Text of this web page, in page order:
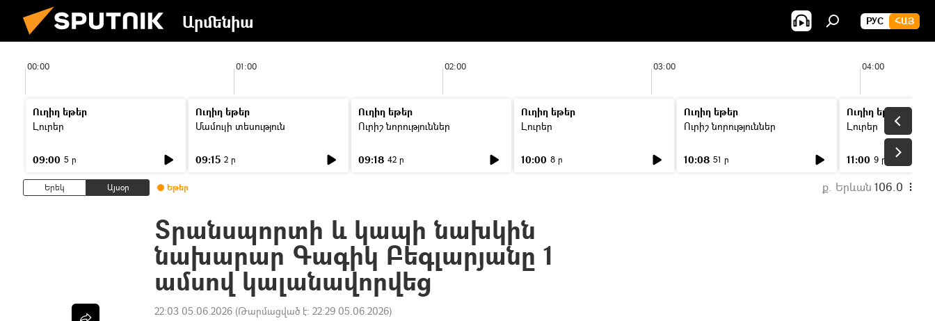
Արմենիա РУС ՀԱՅ
00:00 01:00 02:00 03:00 04:00
Ուղիղ եթեր
Լուրեր
09:00 5 ր
Ուղիղ եթեր
Մամուլի տեսություն
09:15 2 ր
Ուղիղ եթեր
Ուրիշ նորություններ
09:18 42 ր
Ուղիղ եթեր
Լուրեր
10:00 8 ր
Ուղիղ եթեր
Ուրիշ նորություններ
10:08 51 ր
Ուղիղ եթեր
Լուրեր
11:00 9 ր
Երեկ Այսօր Եթեր ք. Երևան 106.0
Տրանսպորտի և կապի նախկին
նախարար Գագիկ Բեգլարյանը 1
ամսով կալանավորվեց
22:03 05.06.2026 (Թարմացված է: 22:29 05.06.2026)